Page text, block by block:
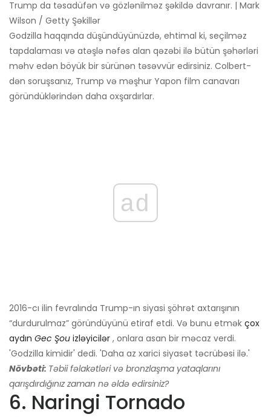
Trump da təsadüfən və gözlənilməz şəkildə davranır. | Mark
Wilson / Getty Şəkillər
Godzilla haqqında düşündüyünüzdə, ehtimal ki, seçilməz
tapdalaması və atəşlə nəfəs alan qəzəbi ilə bütün şəhərləri
məhv edən böyük bir sürünən təsəvvür edirsiniz. Colbert-
dən soruşsanız, Trump və məşhur Yapon film canavarı
göründüklərindən daha oxşardırlar.
ad
2016-cı ilin fevralında Trump-ın siyasi şöhrət axtarışının
“durdurulmaz” göründüyünü etiraf etdi. Və bunu etmək çox
aydın Gec Şou izləyicilər , onlara asan bir məcaz verdi.
'Godzilla kimidir' dedi. 'Daha az xarici siyasət təcrübəsi ilə.'
Növbəti: Təbii fəlakətləri və bronzlaşma yataqlarını
qarışdırdığınız zaman nə əldə edirsiniz?
6. Naringi Tornado